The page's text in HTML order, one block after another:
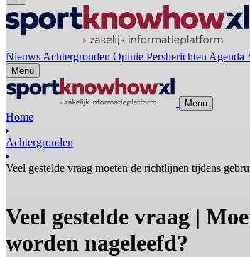
Nieuws Achtergronden Opinie Persberichten Agenda
Menu
Menu
Home
Achtergronden
Veel gestelde vraag moeten de richtlijnen tijdens
Veel gestelde vraag |
worden nageleefd?